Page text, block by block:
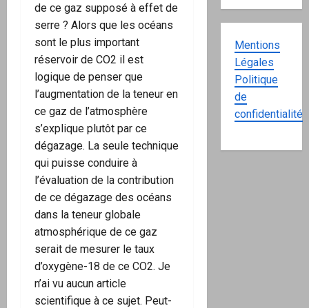
de ce gaz supposé à effet de
serre ? Alors que les océans
sont le plus important
réservoir de CO2 il est
logique de penser que
l’augmentation de la teneur en
ce gaz de l’atmosphère
s’explique plutôt par ce
dégazage. La seule technique
qui puisse conduire à
l’évaluation de la contribution
de ce dégazage des océans
dans la teneur globale
atmosphérique de ce gaz
serait de mesurer le taux
d’oxygène-18 de ce CO2. Je
n’ai vu aucun article
scientifique à ce sujet. Peut-
Mentions
Légales
Politique
de
confidentialité